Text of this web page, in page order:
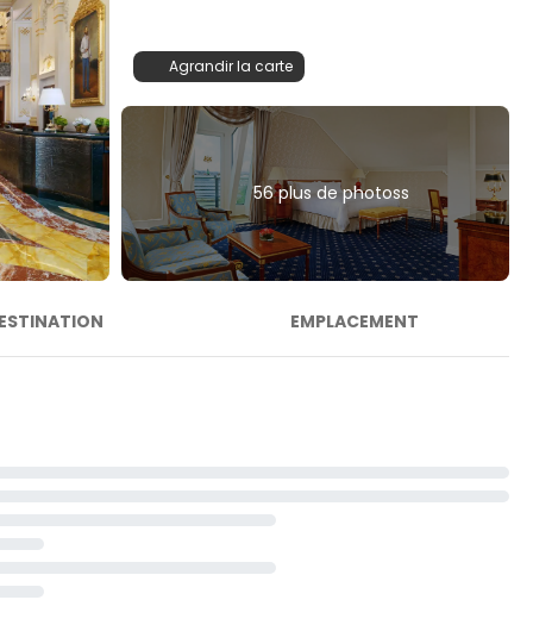
Agrandir la carte
56 plus de photoss
EMPLACEMENT